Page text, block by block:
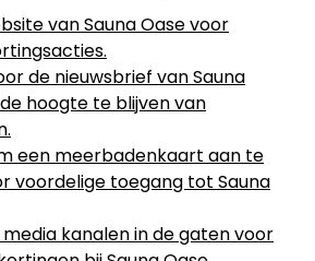
van Sauna Oase voor
de nieuwsbrief van Sauna
hoogte te blijven van
een meerbadenkaart aan te
voordelige toegang tot Sauna
media kanalen in de gaten voor